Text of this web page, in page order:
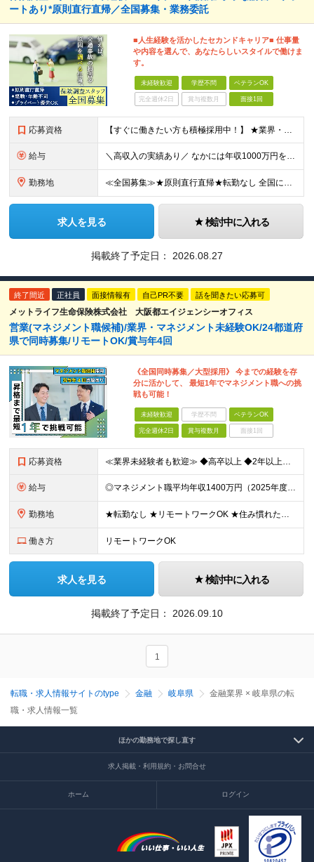
ートあり*原則直行直帰／全国募集・業務委託
■人生経験を活かしたセカンドキャリア■ 仕事量
や内容を選んで、あなたらしいスタイルで働けま
す。
未経験歓迎 学歴不問 ベテランOK
完全週休2日 賞与複数月 面接1回
応募資格 【すぐに働きたい方も積極採用中！】 ★業界・職種未経験の方も歓迎…特別な知識は不問です ★年齢不問…40代50代を中心に幅広い年齢層の方が活躍中です ※学歴不問 ≪異業種出身の未経験者も活躍していま
給与 ＼高収入の実績あり／ なかには年収1000万円を超えるスペシャリストもいらっしゃいます！ 【完全出来高報酬制】 ★仕事に慣れるまで収入をサポート 1か月目：報酬が通常の2倍 2か月目：報酬が通常の1
勤務地 ≪全国募集≫★原則直行直帰★転勤なし 全国に55の拠点を展開していますので、現在お住いの地域で働けます。また、原則直行直帰で調査を行い、レポート作成はご自宅にて行うことができるため、自分のペースで働け
求人を見る 検討中に入れる
掲載終了予定日： 2026.08.27
終了間近 正社員 面接情報有 自己PR不要 話を聞きたい応募可
メットライフ生命保険株式会社 大阪都エイジェンシーオフィス
営業(マネジメント職候補)/業界・マネジメント未経験OK/24都道府
県で同時募集/リモートOK/賞与年4回
《全国同時募集／大型採用》 今までの経験を存
分に活かして、 最短1年でマネジメント職への挑
戦も可能！
未経験歓迎 学歴不問 ベテランOK
完全週休2日 賞与複数月 面接1回
応募資格 ≪業界未経験者も歓迎≫ ◆高卒以上 ◆2年以上社会人経験がある方 ★業界経験や知識の有無ではなく、 「そのお客さまにとっての最善策を真剣に考える姿勢」や 「お客さまにベストまたはセカンドベストの施
給与 ◎マネジメント職平均年収1400万円（2025年度の税込定例給与実績。） 【STEP1】まずはコンサルタントからスタート ◆初任給月給：20万円から35万円＋業績給＋賞与年4回（※個人業績による）
勤務地 ★転勤なし ★リモートワークOK ★住み慣れた街で長く働き続けられます！ ■ご希望を考慮した上で勤務地を決定いたします ■地域のお客さまとの長期に亘る信頼関係を重視するため転勤無し。 ■U・Iタ
働き方 リモートワークOK
求人を見る 検討中に入れる
掲載終了予定日： 2026.09.10
1
転職・求人情報サイトのtype 金融 岐阜県
金融業界 × 岐阜県の転
職・求人情報一覧
ほかの勤務地で探し直す
求人掲載・利用規約・お問合せ
ホーム ログイン